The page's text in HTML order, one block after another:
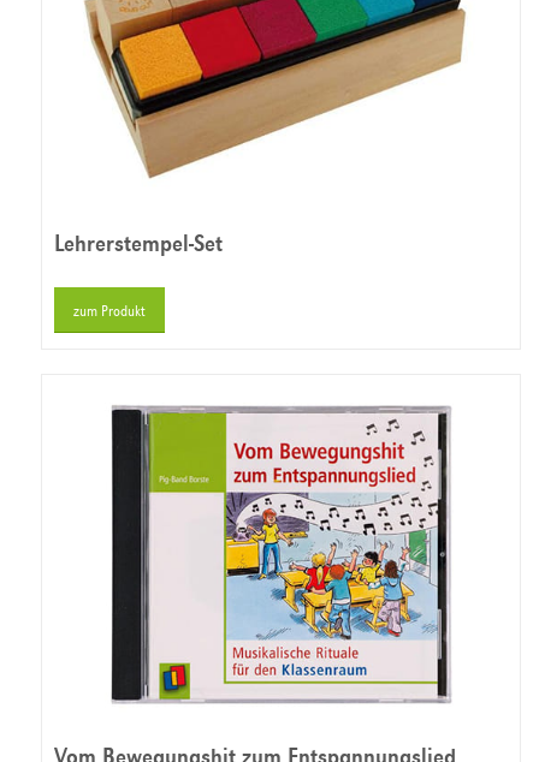
Lehrerstempel-Set
zum Produkt